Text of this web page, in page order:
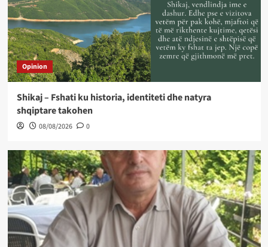
Opinion
Shikaj – Fshati ku historia, identiteti dhe natyra
shqiptare takohen
08/08/2026 0